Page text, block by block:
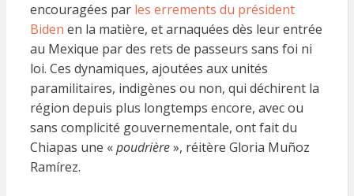
encouragées par les errements du président
Biden en la matière, et arnaquées dès leur entrée
au Mexique par des rets de passeurs sans foi ni
loi. Ces dynamiques, ajoutées aux unités
paramilitaires, indigènes ou non, qui déchirent la
région depuis plus longtemps encore, avec ou
sans complicité gouvernementale, ont fait du
Chiapas une «poudrière», réitère Gloria Muñoz
Ramírez.